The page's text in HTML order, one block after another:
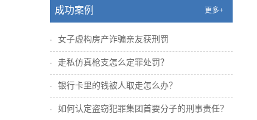
成功案例 更多+
女子虚构房产诈骗亲友获刑罚
走私仿真枪支怎么定罪处罚？
银行卡里的钱被人取走怎么办？
如何认定盗窃犯罪集团首要分子的刑事责任？